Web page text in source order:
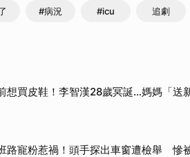
#病況 #icu 追劇
想買皮鞋！李智漢28歲冥誕…媽媽「送
路寵粉惹禍！頭手探出車窗遭檢舉 慘